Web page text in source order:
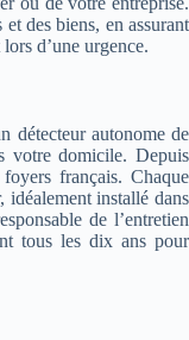
des biens, en assurant
d’une urgence.
détecteur autonome de
votre domicile. Depuis
français. Chaque
idéalement installé dans
de l’entretien
tous les dix ans pour